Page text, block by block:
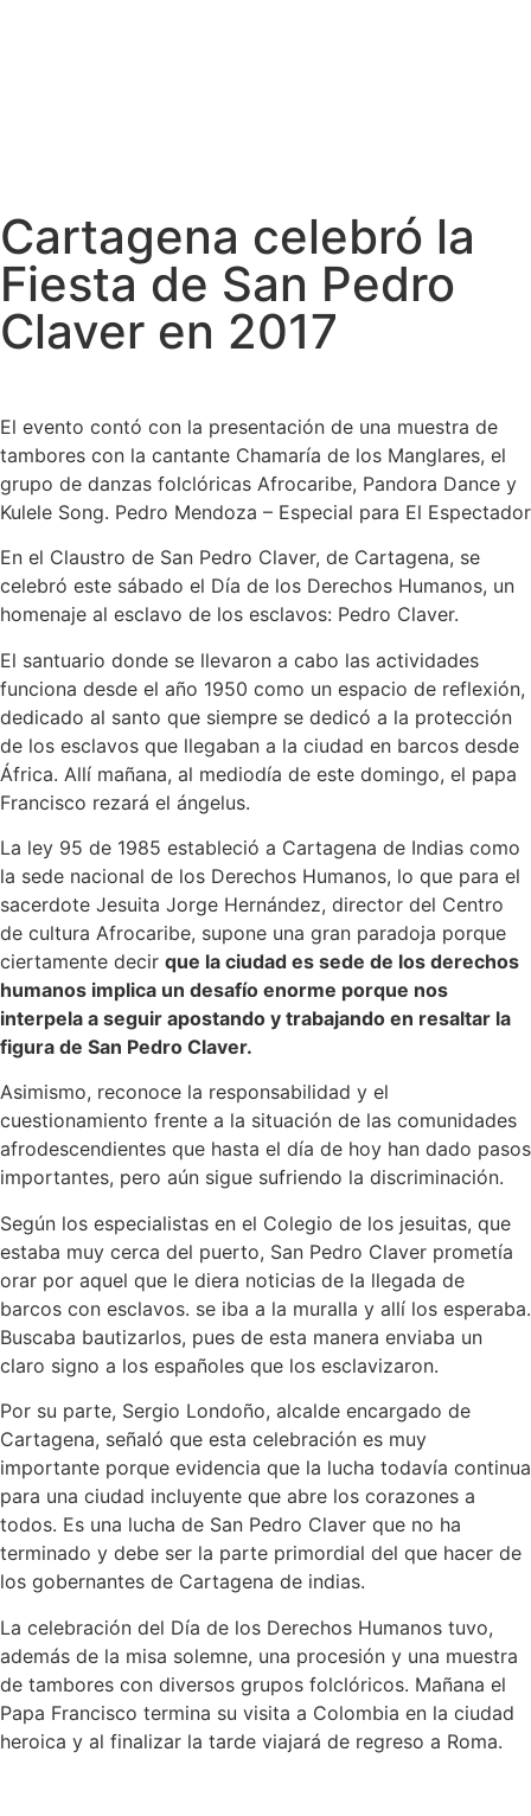
Cartagena celebró la
Fiesta de San Pedro
Claver en 2017
El evento contó con la presentación de una muestra de
tambores con la cantante Chamaría de los Manglares, el
grupo de danzas folclóricas Afrocaribe, Pandora Dance y
Kulele Song. Pedro Mendoza – Especial para El Espectador
En el Claustro de San Pedro Claver, de Cartagena, se
celebró este sábado el Día de los Derechos Humanos, un
homenaje al esclavo de los esclavos: Pedro Claver.
El santuario donde se llevaron a cabo las actividades
funciona desde el año 1950 como un espacio de reflexión,
dedicado al santo que siempre se dedicó a la protección
de los esclavos que llegaban a la ciudad en barcos desde
África. Allí mañana, al mediodía de este domingo, el papa
Francisco rezará el ángelus.
La ley 95 de 1985 estableció a Cartagena de Indias como
la sede nacional de los Derechos Humanos, lo que para el
sacerdote Jesuita Jorge Hernández, director del Centro
de cultura Afrocaribe, supone una gran paradoja porque
ciertamente decir que la ciudad es sede de los derechos
humanos implica un desafío enorme porque nos
interpela a seguir apostando y trabajando en resaltar la
figura de San Pedro Claver.
Asimismo, reconoce la responsabilidad y el
cuestionamiento frente a la situación de las comunidades
afrodescendientes que hasta el día de hoy han dado pasos
importantes, pero aún sigue sufriendo la discriminación.
Según los especialistas en el Colegio de los jesuitas, que
estaba muy cerca del puerto, San Pedro Claver prometía
orar por aquel que le diera noticias de la llegada de
barcos con esclavos. se iba a la muralla y allí los esperaba.
Buscaba bautizarlos, pues de esta manera enviaba un
claro signo a los españoles que los esclavizaron.
Por su parte, Sergio Londoño, alcalde encargado de
Cartagena, señaló que esta celebración es muy
importante porque evidencia que la lucha todavía continua
para una ciudad incluyente que abre los corazones a
todos. Es una lucha de San Pedro Claver que no ha
terminado y debe ser la parte primordial del que hacer de
los gobernantes de Cartagena de indias.
La celebración del Día de los Derechos Humanos tuvo,
además de la misa solemne, una procesión y una muestra
de tambores con diversos grupos folclóricos. Mañana el
Papa Francisco termina su visita a Colombia en la ciudad
heroica y al finalizar la tarde viajará de regreso a Roma.